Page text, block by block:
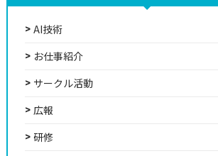
AI技術
お仕事紹介
サークル活動
広報
研修